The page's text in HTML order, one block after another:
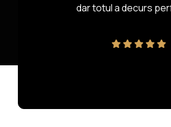
dar totul a decurs